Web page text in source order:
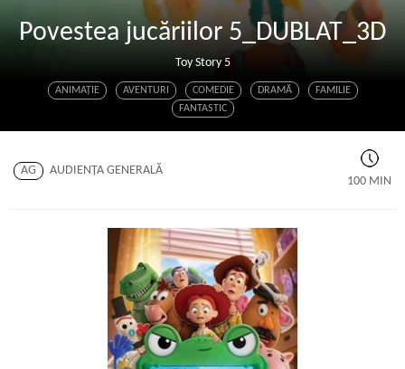
Povestea jucăriilor 5_DUBLAT_3D
Toy Story 5
ANIMAŢIE AVENTURI COMEDIE DRAMĂ
FAMILIE
FANTASTIC
AG
AUDIENŢA GENERALĂ
100 MIN